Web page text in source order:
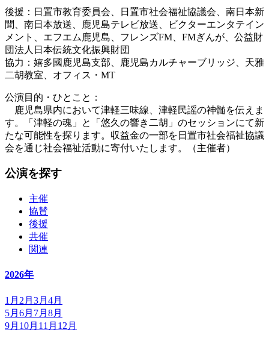
後援：日置市教育委員会、日置市社会福祉協議会、南日本新
聞、南日本放送、鹿児島テレビ放送、ビクターエンタテイン
メント、エフエム鹿児島、フレンズFM、FMぎんが、公益財
団法人日本伝統文化振興財団
協力：嬉多國鹿児島支部、鹿児島カルチャーブリッジ、天雅
二胡教室、オフィス・MT
公演目的・ひとこと：
鹿児島県内において津軽三味線、津軽民謡の神髄を伝えま
す。「津軽の魂」と「悠久の響き二胡」のセッションにて新
たな可能性を探ります。収益金の一部を日置市社会福祉協議
会を通じ社会福祉活動に寄付いたします。（主催者）
公演を探す
主催
協賛
後援
共催
関連
2026年
1月 2月 3月 4月
5月 6月 7月 8月
9月 10月 11月 12月